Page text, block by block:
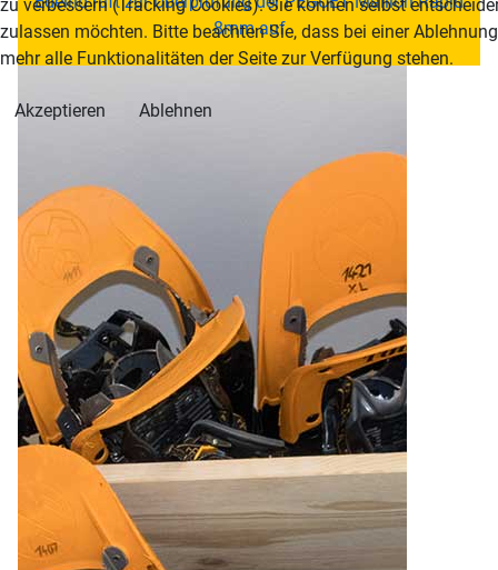
8mm auf
zu verbessern (Tracking Cookies). Sie können selbst
zulassen möchten. Bitte beachten Sie, dass bei einer
mehr alle Funktionalitäten der Seite zur Verfügung stehen.
Akzeptieren Ablehnen